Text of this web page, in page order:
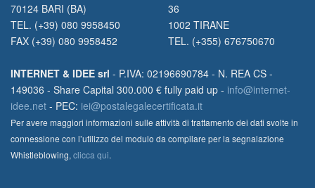
70124 BARI (BA)
TEL. (+39) 080 9958450
FAX (+39) 080 9958452
36
1002 TIRANE
TEL. (+355) 676750670
INTERNET & IDEE srl - P.IVA: 02196690784 - N. REA CS -
149036 - Share Capital 300.000 € fully paid up - info@internet-
idee.net - PEC: iei@postalegalecertificata.it
Per avere maggiori informazioni sulle attività di trattamento dei dati svolte in
connessione con l’utilizzo del modulo da compilare per la segnalazione
Whistleblowing, clicca qui.